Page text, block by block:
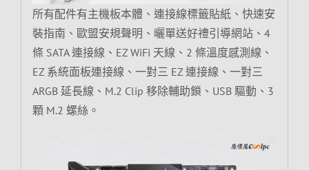
所有配件有主機板本體、連接線標籤貼紙、快速安
裝指南、歐盟安規聲明、曬單送好禮引導網站、4
條 SATA 連接線、EZ WiFi 天線、2 條溫度感測線、
EZ 系統面板連接線、一對三 EZ 連接線、一對三
ARGB 延長線、M.2 Clip 移除輔助鎖、USB 驅動、3
顆 M.2 螺絲。